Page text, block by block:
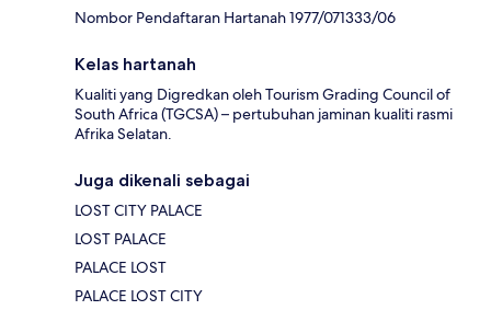
Nombor Pendaftaran Hartanah 1977/071333/06
Kelas hartanah
Kualiti yang Digredkan oleh Tourism Grading Council of
South Africa (TGCSA) – pertubuhan jaminan kualiti rasmi
Afrika Selatan.
Juga dikenali sebagai
LOST CITY PALACE
LOST PALACE
PALACE LOST
PALACE LOST CITY